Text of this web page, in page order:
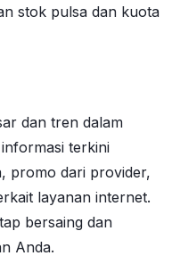
stok pulsa dan kuota
dan tren dalam
terkini
promo dari provider,
layanan internet.
bersaing dan
Anda.